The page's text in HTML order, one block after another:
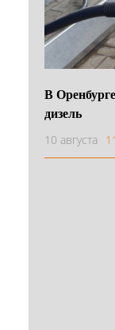
В
дизель
10 августа